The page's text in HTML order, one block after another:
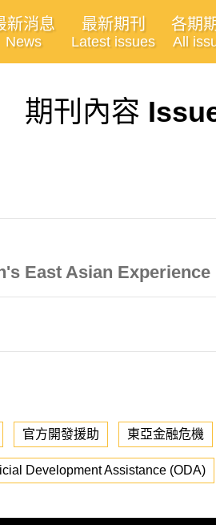
新消息
News
最新期刊
Latest issues
各期
All
期刊內容
East Asian Experience
官方開發援助 東亞金融危機
Development Assistance (ODA)